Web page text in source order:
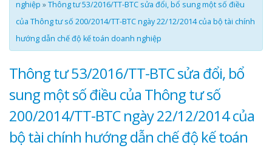
nghiệp »Thông tư 53/2016/TT-BTC sửa đổi, bổ sung một số điều
của Thông tư số 200/2014/TT-BTC ngày 22/12/2014 của bộ tài chính
hướng dẫn chế độ kế toán doanh nghiệp
Thông tư 53/2016/TT-BTC sửa đổi, bổ
sung một số điều của Thông tư số
200/2014/TT-BTC ngày 22/12/2014 của
bộ tài chính hướng dẫn chế độ kế toán